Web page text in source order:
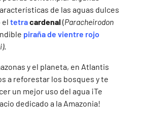
de las aguas dulces
el tetracardenal(Paracheirodon
piraña de vientre rojo
.
y el planeta, en Atlantis
a reforestar los bosques y te
un mejor uso del agua ¡Te
dedicado a la Amazonia!